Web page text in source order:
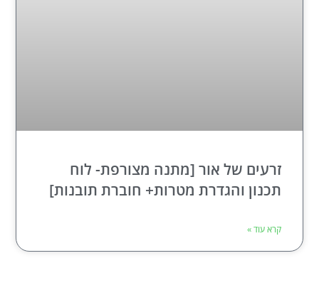
זרעים של אור [מתנה מצורפת- לוח
תכנון והגדרת מטרות+ חוברת תובנות]
קרא עוד »